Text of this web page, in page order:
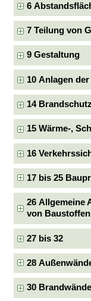
6
7 Teilung von
9 Gestaltung
10 Anlagen
14 Brandschutz
15 Wärme-,
16
17 bis 25
26 Allgemeine
von
27 bis 32
28
30 Brandwände